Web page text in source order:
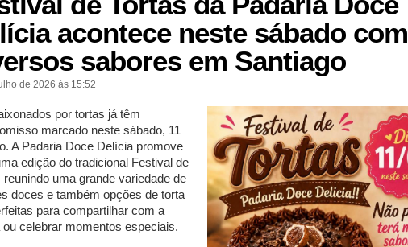
acontece neste sábado com
sabores em Santiago
de 2026 às 15:52
por tortas já têm
marcado neste sábado, 11
A Padaria Doce Delícia promove
edição do tradicional Festival de
reunindo uma grande variedade de
doces e também opções de torta
para compartilhar com a
ou celebrar momentos especiais.